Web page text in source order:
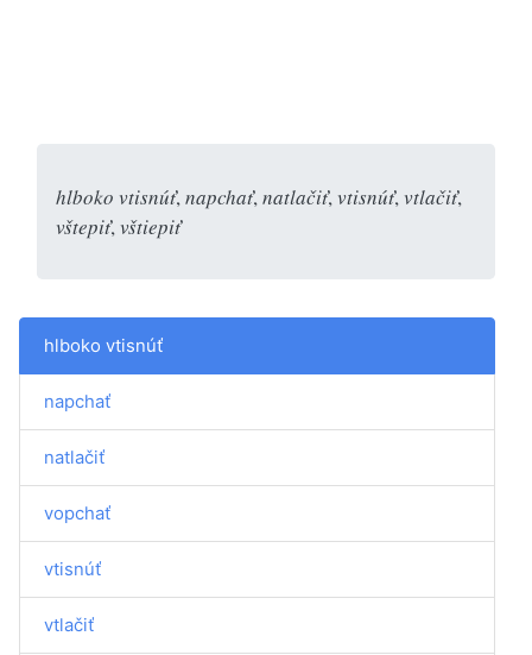
hlboko vtisnúť, napchať, natlačiť, vtisnúť, vtlačiť,
vštepiť, vštiepiť
hlboko vtisnúť
napchať
natlačiť
vopchať
vtisnúť
vtlačiť